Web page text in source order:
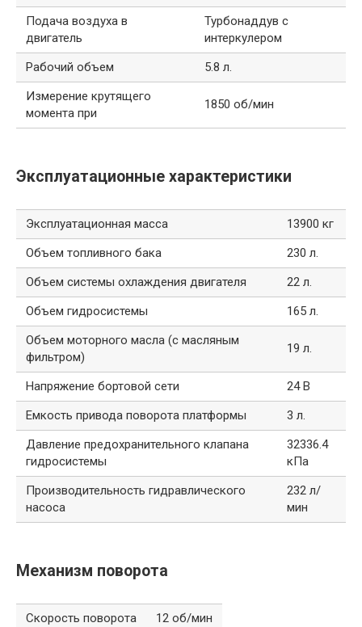
Подача воздуха в
двигатель
Турбонаддув с
интеркулером
Рабочий объем
5.8 л.
Измерение крутящего
момента при
1850 об/мин
Эксплуатационные характеристики
Эксплуатационная масса
13900 кг
Объем топливного бака
230 л.
Объем системы охлаждения двигателя
22 л.
Объем гидросистемы
165 л.
Объем моторного масла (с масляным
фильтром)
19 л.
Напряжение бортовой сети
24 В
Емкость привода поворота платформы
3 л.
Давление предохранительного клапана
гидросистемы
32336.4
кПа
Производительность гидравлического
насоса
232 л/
мин
Механизм поворота
Скорость поворота 12 об/мин